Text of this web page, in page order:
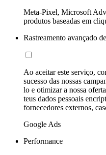
Meta-Pixel, Microsoft
produtos baseadas em
Rastreamento avançado
Ao aceitar este serviço,
sucesso das nossas
lo e otimizar a nossa
teus dados pessoais
fornecedores externos,
Google Ads
Performance